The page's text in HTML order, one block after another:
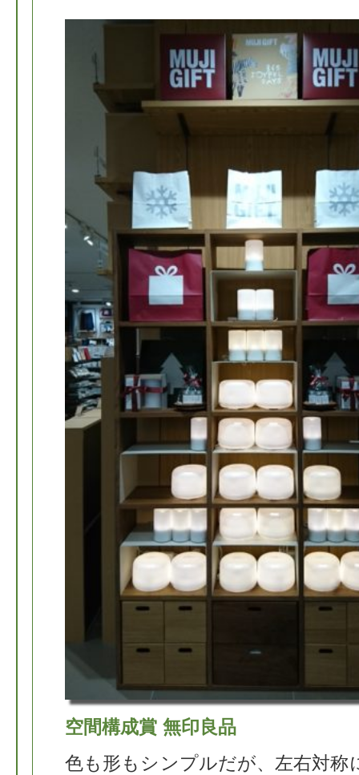
空間構成賞 無印良品
色も形もシンプルだが、左右対称